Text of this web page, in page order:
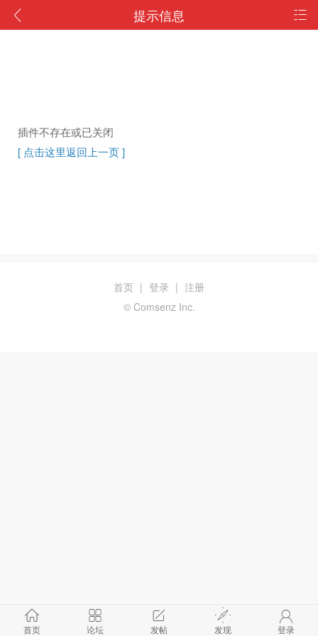
提示信息
插件不存在或已关闭
[ 点击这里返回上一页 ]
首页 论坛 发帖 发现 登录
首页 | 登录 | 注册
© Comsenz Inc.